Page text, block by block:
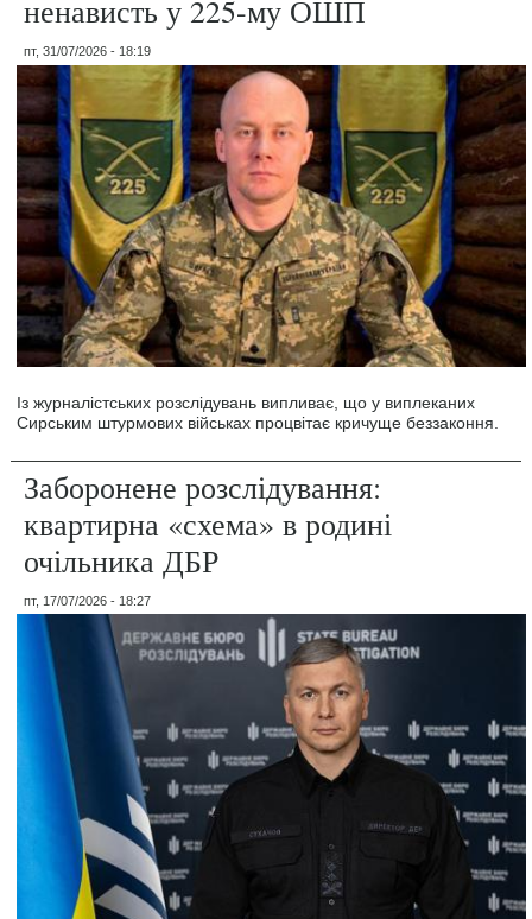
ненависть у 225-му ОШП
пт, 31/07/2026 - 18:19
Із журналістських розслідувань випливає, що у виплеканих
Сирським штурмових військах процвітає кричуще беззаконня.
Заборонене розслідування:
квартирна «схема» в родині
очільника ДБР
пт, 17/07/2026 - 18:27